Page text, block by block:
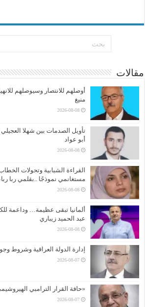
مقالات
أوصلهم للانتصار وسيوصلهم
منيغ
2026-08-08
تأويل الصدمات بين شهلا
أبو عواد
2026-08-08
القراءة الشبابية وتحولات
مستغانمي نموذجًا ..بقلمي ربا
2026-08-08
ألمانيا تبقى عظيمة… وداعمة
عبد الحميد زيباري
2026-08-08
إدارة الدولة العراقية وشروط
2026-08-07
«حافة القرار الترامبي
2026-08-07